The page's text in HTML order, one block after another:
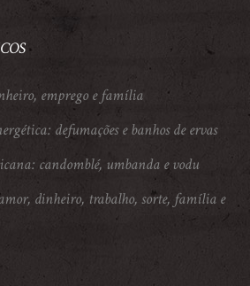
emprego e família
defumações e banhos de ervas
candomblé, umbanda e vodu
dinheiro, trabalho, sorte, família e